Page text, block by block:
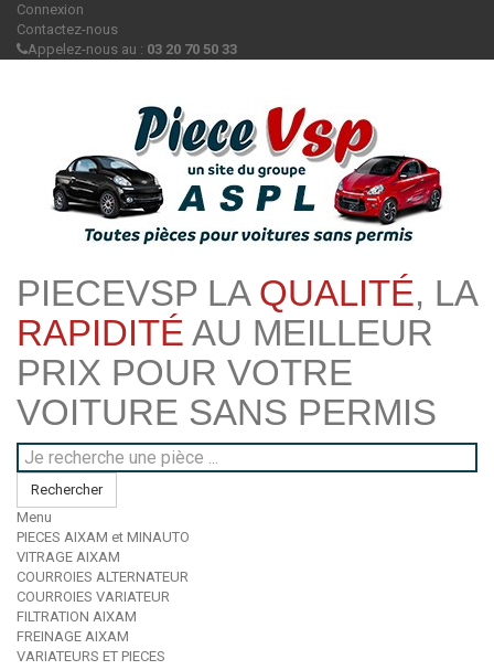
Connexion
Contactez-nous
Appelez-nous au : 03 20 70 50 33
PIECEVSP LA QUALITÉ, LA
RAPIDITÉ AU MEILLEUR
PRIX POUR VOTRE
VOITURE SANS PERMIS
Rechercher
Menu
PIECES AIXAM et MINAUTO
VITRAGE AIXAM
COURROIES ALTERNATEUR
COURROIES VARIATEUR
FILTRATION AIXAM
FREINAGE AIXAM
VARIATEURS ET PIECES